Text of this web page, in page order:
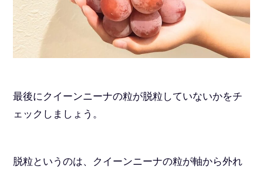
最後にクイーンニーナの粒が脱粒していないかをチ
ェックしましょう。
脱粒というのは、クイーンニーナの粒が軸から外れ